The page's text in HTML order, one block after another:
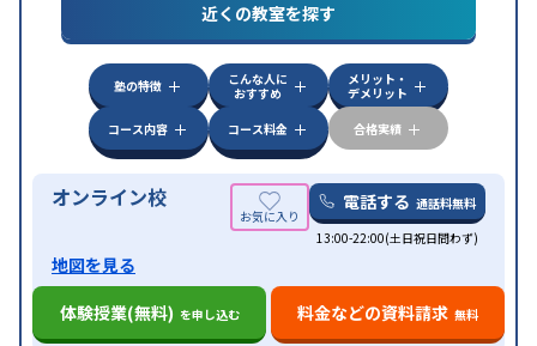
特徴
中高一貫校生に対応授業の振替可能
学習にPC・タブレットを利用オンライン対応1
科目から受講可能
近くの教室を探す
塾の特徴
こんな人に
おすすめ
メリット・
デメリット
コース内容
コース料金 合格実績
オンライン校 電話する 通話料無料
13:00-22:00(土日祝日問わず)
地図を見る
体験授業(無料) を申し込む 料金などの資料請求 無料